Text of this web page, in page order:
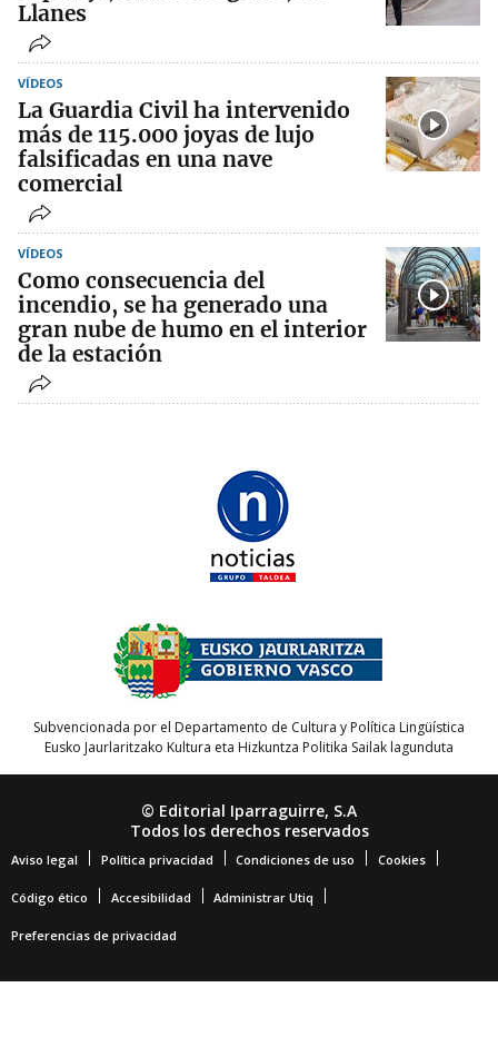
Llanes
VÍDEOS
La Guardia Civil ha intervenido
más de 115.000 joyas de lujo
falsificadas en una nave
comercial
VÍDEOS
Como consecuencia del
incendio, se ha generado una
gran nube de humo en el interior
de la estación
Subvencionada por el Departamento de Cultura y Política Lingüística
Eusko Jaurlaritzako Kultura eta Hizkuntza Politika Sailak lagunduta
© Editorial Iparraguirre, S.A
Todos los derechos reservados
Aviso legal Política privacidad Condiciones de uso Cookies
Código ético Accesibilidad Administrar Utiq
Preferencias de privacidad